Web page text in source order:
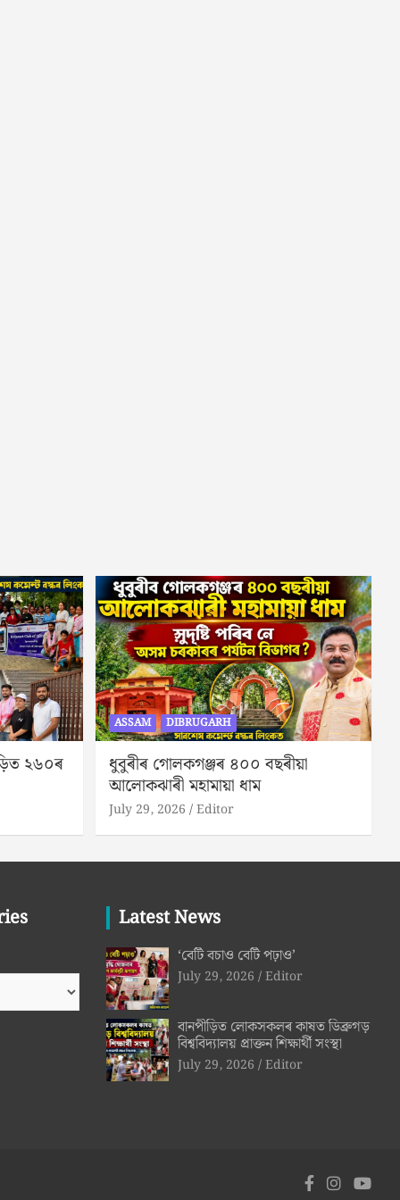
২৬০ৰ
ASSAM DIBRUGARH
ধুবুৰীৰ গোলকগঞ্জৰ ৪০০ বছৰীয়া
আলোকঝাৰী মহামায়া ধাম
July 29, 2026 Editor
Latest News
‘বেটি বচাও বেটি পঢ়াও’
July 29, 2026 Editor
বানপীড়িত লোকসকলৰ কাষত ডিব্ৰুগড়
বিশ্ববিদ্যালয় প্ৰাক্তন শিক্ষাৰ্থী সংস্থা
July 29, 2026 Editor